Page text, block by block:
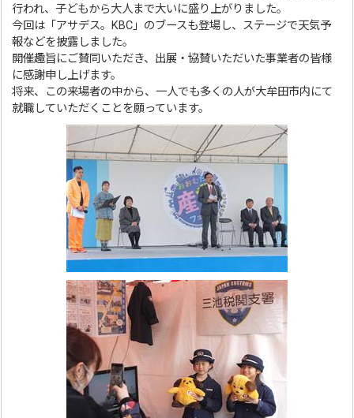
行われ、子どもから大人まで大いに盛り上がりました。
今回は「アサデス。KBC」のブースも登場し、ステージで天気予
報などを披露しました。
開催趣旨にご賛同いただき、出展・協賛いただいた事業者の皆様
に感謝申し上げます。
将来、この来場者の中から、一人でも多くの人が大牟田市内にて
就職していただくことを願っています。